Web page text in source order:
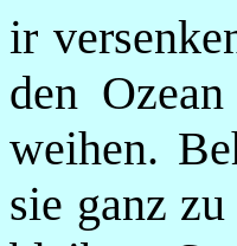
ir
den
weihen.
sie ganz